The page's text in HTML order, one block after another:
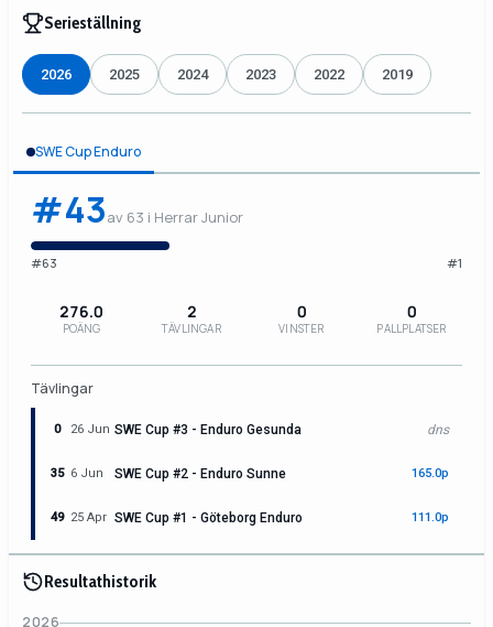
Serieställning
2026 2025 2024 2023 2022 2019
SWE Cup Enduro
#43av 63 i Herrar Junior
#63 #1
276.0
POÄNG
2
TÄVLINGAR
0
VINSTER
0
PALLPLATSER
Tävlingar
0 26 Jun SWE Cup #3 - Enduro Gesunda dns
35 6 Jun SWE Cup #2 - Enduro Sunne 165.0p
49 25 Apr SWE Cup #1 - Göteborg Enduro 111.0p
Resultathistorik
2026